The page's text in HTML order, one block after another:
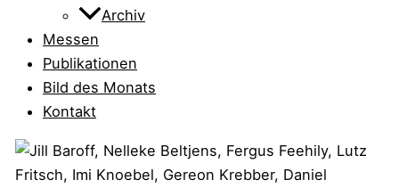
Archiv
Messen
Publikationen
Bild des Monats
Kontakt